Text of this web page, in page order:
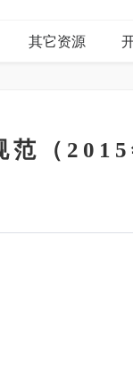
其它资源
（2015